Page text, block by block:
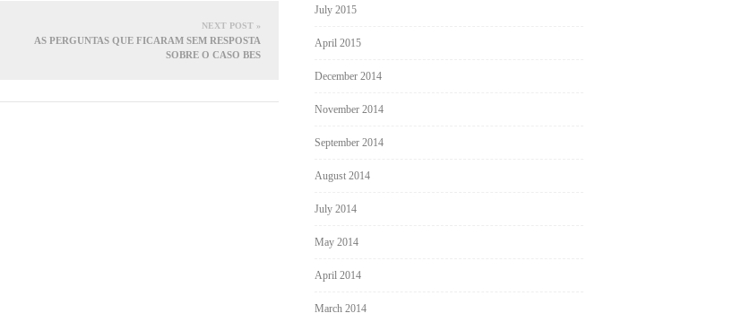
NEXT POST »
AS PERGUNTAS QUE FICARAM SEM RESPOSTA
SOBRE O CASO BES
July 2015
April 2015
December 2014
November 2014
September 2014
August 2014
July 2014
May 2014
April 2014
March 2014